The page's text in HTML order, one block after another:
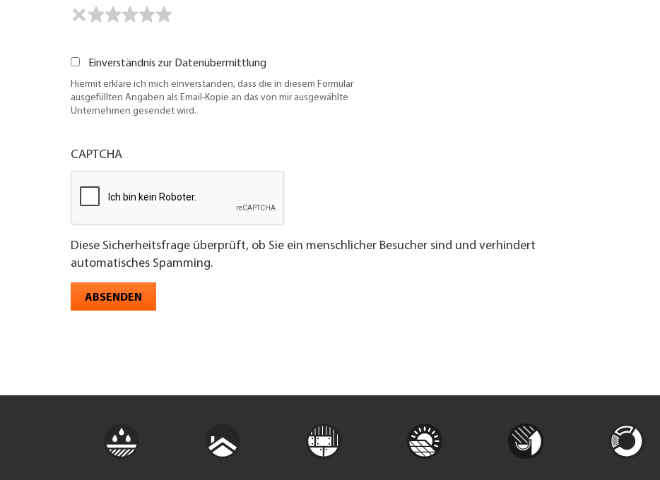
Einverständnis zur Datenübermittlung
Hiermit erkläre ich mich einverstanden, dass die in diesem Formular
ausgefüllten Angaben als Email-Kopie an das von mir ausgewählte
Unternehmen gesendet wird.
CAPTCHA
Diese Sicherheitsfrage überprüft, ob Sie ein menschlicher Besucher sind und verhindert
automatisches Spamming.
ABSENDEN